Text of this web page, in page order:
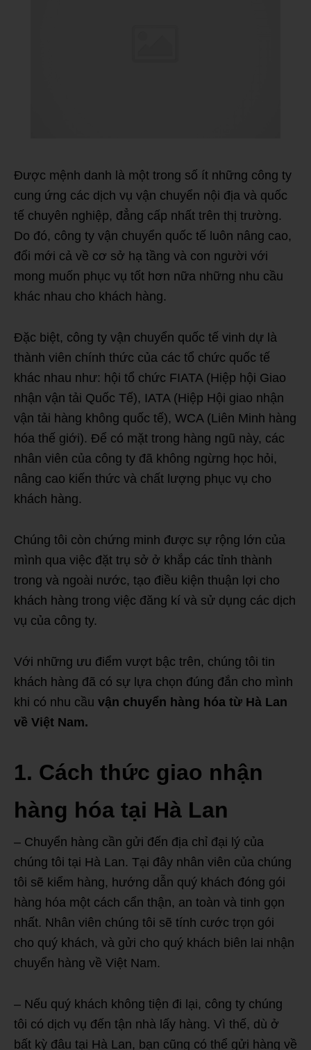
Được mệnh danh là một trong số ít những công ty
cung ứng các dịch vụ vận chuyển nội địa và quốc
tế chuyên nghiệp, đẳng cấp nhất trên thị trường.
Do đó, công ty vận chuyển quốc tế luôn nâng cao,
đổi mới cả về cơ sở hạ tầng và con người với
mong muốn phục vụ tốt hơn nữa những nhu cầu
khác nhau cho khách hàng.
Đặc biệt, công ty vận chuyển quốc tế vinh dự là
thành viên chính thức của các tổ chức quốc tế
khác nhau như: hội tổ chức FIATA (Hiệp hội Giao
nhận vận tải Quốc Tế), IATA (Hiệp Hội giao nhận
vận tải hàng không quốc tế), WCA (Liên Minh hàng
hóa thế giới). Để có mặt trong hàng ngũ này, các
nhân viên của công ty đã không ngừng học hỏi,
nâng cao kiến thức và chất lượng phục vụ cho
khách hàng.
Chúng tôi còn chứng minh được sự rộng lớn của
mình qua việc đặt trụ sở ở khắp các tỉnh thành
trong và ngoài nước, tạo điều kiện thuận lợi cho
khách hàng trong việc đăng kí và sử dụng các dịch
vụ của công ty.
Với những ưu điểm vượt bậc trên, chúng tôi tin
khách hàng đã có sự lựa chọn đúng đắn cho mình
khi có nhu cầu vận chuyển hàng hóa từ Hà Lan
về Việt Nam.
1. Cách thức giao nhận
hàng hóa tại Hà Lan
– Chuyển hàng cần gửi đến địa chỉ đại lý của
chúng tôi tại Hà Lan. Tại đây nhân viên của chúng
tôi sẽ kiểm hàng, hướng dẫn quý khách đóng gói
hàng hóa một cách cẩn thận, an toàn và tinh gọn
nhất. Nhân viên chúng tôi sẽ tính cước trọn gói
cho quý khách, và gửi cho quý khách biên lai nhận
chuyển hàng về Việt Nam.
– Nếu quý khách không tiện đi lại, công ty chúng
tôi có dịch vụ đến tận nhà lấy hàng. Vì thế, dù ở
bất kỳ đâu tại Hà Lan, bạn cũng có thể gửi hàng về